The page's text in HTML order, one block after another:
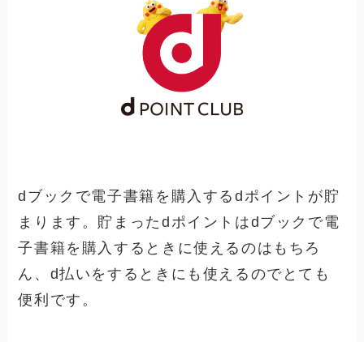
dブックで電子書籍を購入するdポイントが貯
まります。貯まったdポイントはdブックで電
子書籍を購入するときに使えるのはもちろ
ん、d払いをするときにも使えるのでとても
便利です。